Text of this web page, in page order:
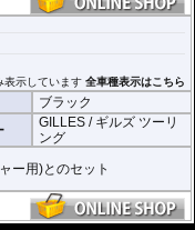
表示しています全車種表示はこちら
ブラック
GILLES / ギルズ ツーリ
ング
ー用)とのセット